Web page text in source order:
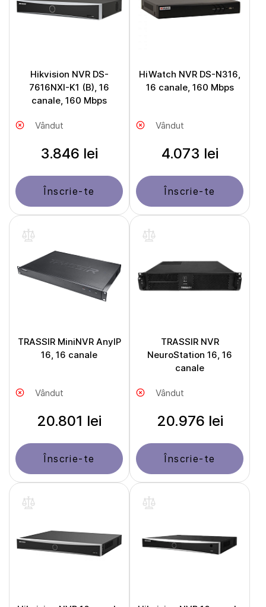
Hikvision NVR DS-
7616NXI-K1 (B), 16
canale, 160 Mbps
Vândut
3.846 lei
Înscrie-te
HiWatch NVR DS-N316,
16 canale, 160 Mbps
Vândut
4.073 lei
Înscrie-te
TRASSIR MiniNVR AnyIP
16, 16 canale
Vândut
20.801 lei
Înscrie-te
TRASSIR NVR
NeuroStation 16, 16
canale
Vândut
20.976 lei
Înscrie-te